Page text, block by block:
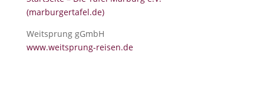
(marburgertafel.de)
Weitsprung gGmbH
www.weitsprung-reisen.de